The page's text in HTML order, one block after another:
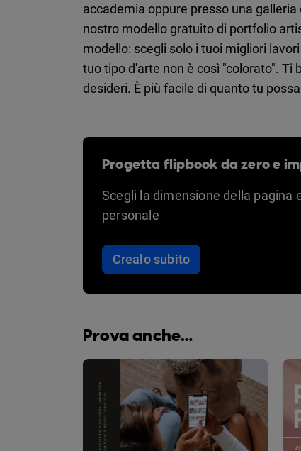
accademia oppure presso una
nostro modello gratuito di portfolio
modello: scegli solo i tuoi migliori
tuo tipo d'arte non è così "colorato".
desideri. È più facile di quanto tu
Progetta flipbook da zero e
Scegli la dimensione della pagina
personale
Crealo subito
Prova anche…